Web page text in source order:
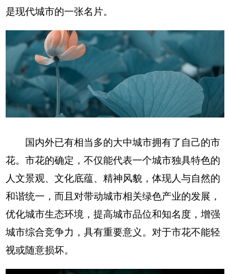
是现代城市的一张名片。
国内外已有相当多的大中城市拥有了自己的市
花。市花的确定，不仅能代表一个城市独具特色的
人文景观、文化底蕴、精神风貌，体现人与自然的
和谐统一，而且对带动城市相关绿色产业的发展，
优化城市生态环境，提高城市品位和知名度，增强
城市综合竞争力，具有重要意义。对于市花不能轻
视或随意损坏。